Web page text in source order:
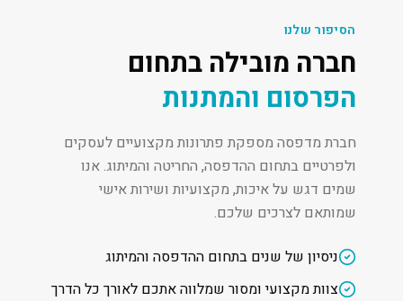
הסיפור שלנו
חברה מובילה בתחום
הפרסום והמתנות
חברת מדפסה מספקת פתרונות מקצועיים לעסקים
ולפרטיים בתחום ההדפסה, החריטה והמיתוג. אנו
שמים דגש על איכות, מקצועיות ושירות אישי
שמותאם לצרכים שלכם.
ניסיון של שנים בתחום ההדפסה והמיתוג
צוות מקצועי ומסור שמלווה אתכם לאורך כל הדרך